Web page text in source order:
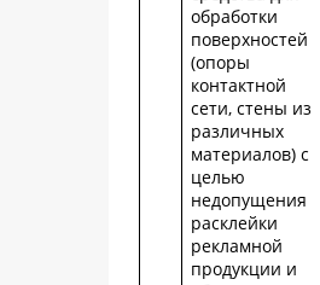
обработки
поверхностей
(опоры
контактной
сети, стены из
различных
материалов) с
целью
недопущения
расклейки
рекламной
продукции и